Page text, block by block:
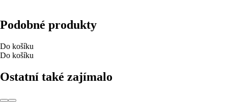
Podobné produkty
Do košíku
Do košíku
Ostatní také zajímalo